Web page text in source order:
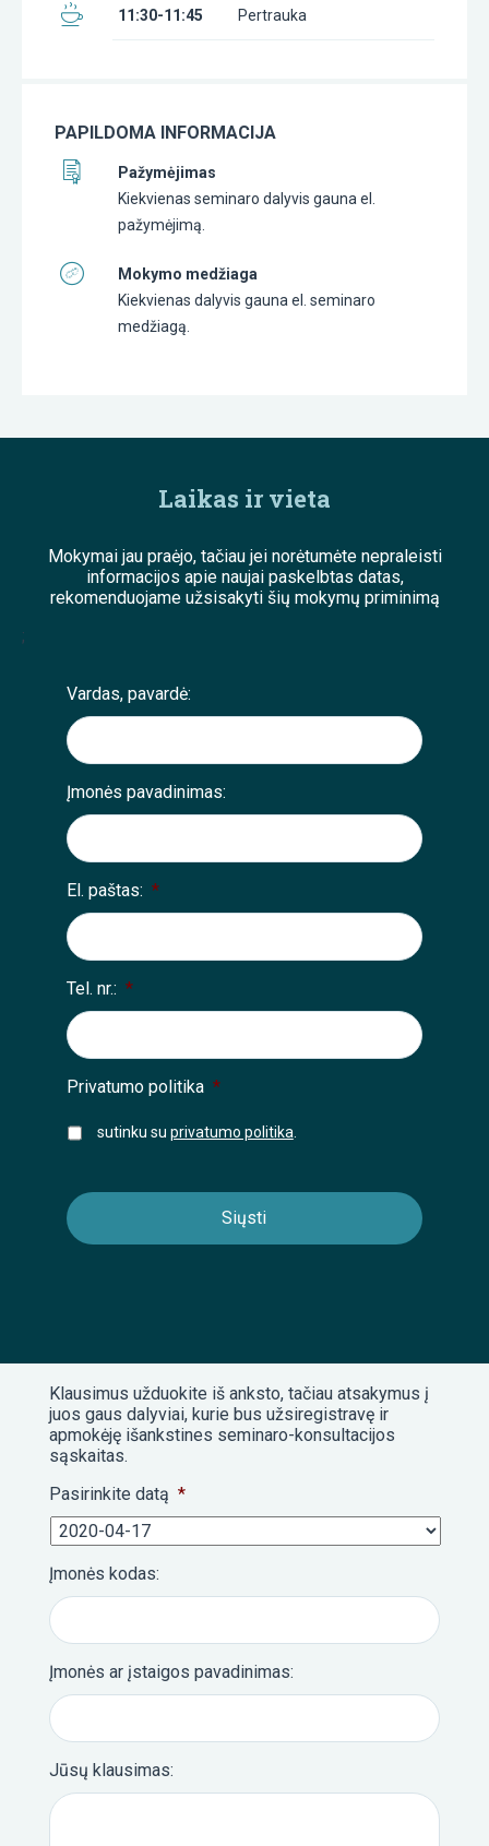
11:30-11:45 Pertrauka
PAPILDOMA INFORMACIJA
Pažymėjimas
Kiekvienas seminaro dalyvis gauna el.
pažymėjimą.
Mokymo medžiaga
Kiekvienas dalyvis gauna el. seminaro
medžiagą.
Laikas ir vieta
Mokymai jau praėjo, tačiau jei norėtumėte nepraleisti
informacijos apie naujai paskelbtas datas,
rekomenduojame užsisakyti šių mokymų priminimą
;
Vardas, pavardė:
Įmonės pavadinimas:
El. paštas: *
Tel. nr.: *
Privatumo politika *
sutinku su privatumo politika
Klausimus užduokite iš anksto, tačiau atsakymus į
juos gaus dalyviai, kurie bus užsiregistravę ir
apmokėję išankstines seminaro-konsultacijos
sąskaitas.
Pasirinkite datą *
Įmonės kodas:
Įmonės ar įstaigos pavadinimas:
Jūsų klausimas: